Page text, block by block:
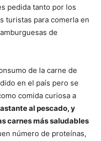
pedida tanto por los
turistas para comerla en
de
de la carne de
en el país pero se
comida curiosa a
al pescado, y
carnes más saludables
número de proteínas,